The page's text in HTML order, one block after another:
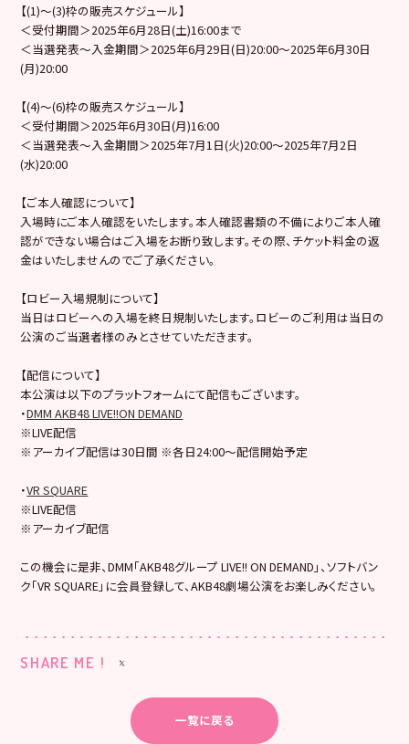
【(1)～(3)枠の販売スケジュール】
＜受付期間＞2025年6月28日(土)16:00まで
＜当選発表～入金期間＞2025年6月29日(日)20:00～2025年6月30日
(月)20:00
【(4)〜(6)枠の販売スケジュール】
＜受付期間＞2025年6月30日(月)16:00
＜当選発表～入金期間＞2025年7月1日(火)20:00～2025年7月2日
(水)20:00
【ご本人確認について】
入場時にご本人確認をいたします。本人確認書類の不備によりご本人確
認ができない場合はご入場をお断り致します。その際、チケット料金の返
金はいたしませんのでご了承ください。
【ロビー入場規制について】
当日はロビーへの入場を終日規制いたします。ロビーのご利用は当日の
公演のご当選者様のみとさせていただきます。
【配信について】
本公演は以下のプラットフォームにて配信もございます。
・DMM AKB48 LIVE!!ON DEMAND
※LIVE配信
※アーカイブ配信は30日間 ※各日24:00～配信開始予定
・VR SQUARE
※LIVE配信
※アーカイブ配信
この機会に是非、DMM「AKB48グループ LIVE!! ON DEMAND」、ソフトバン
ク「VR SQUARE」に会員登録して、AKB48劇場公演をお楽しみください。
SHARE ME !
一覧に戻る